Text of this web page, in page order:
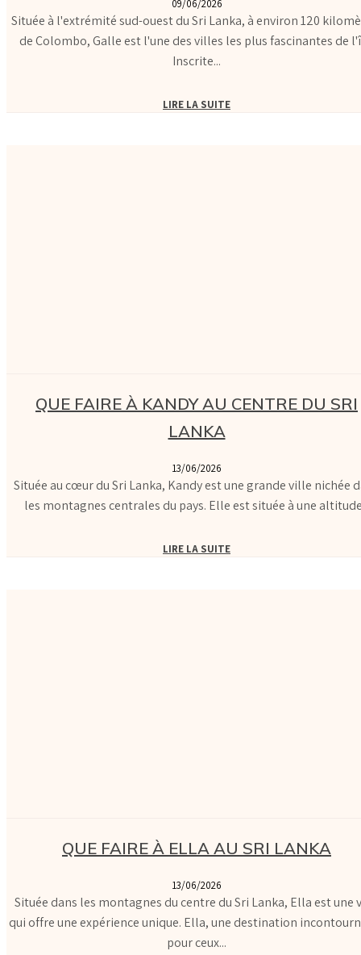
09/06/2026
Située à l'extrémité sud-ouest du Sri Lanka, à environ 120
de Colombo, Galle est l'une des villes les plus fascinantes de
Inscrite...
LIRE LA SUITE
QUE FAIRE À KANDY AU CENTRE DU SRI
LANKA
13/06/2026
Située au cœur du Sri Lanka, Kandy est une grande ville nichée
les montagnes centrales du pays. Elle est située à une
LIRE LA SUITE
QUE FAIRE À ELLA AU SRI LANKA
13/06/2026
Située dans les montagnes du centre du Sri Lanka, Ella est une
qui offre une expérience unique. Ella, une destination
pour ceux...